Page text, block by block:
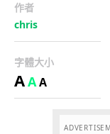
作者
chris
字體大小
AAA